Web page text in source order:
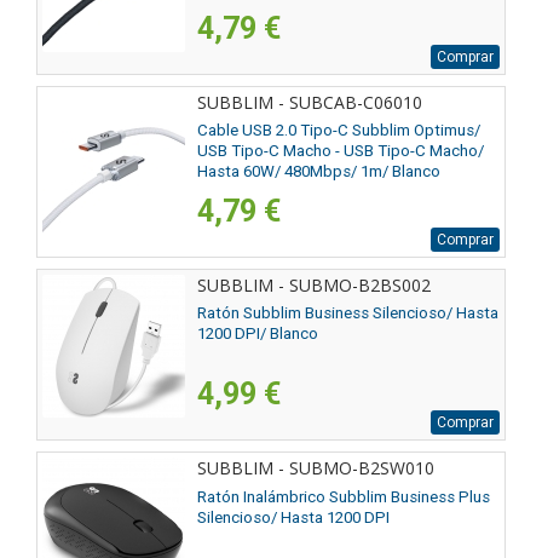
4,79 €
Comprar
SUBBLIM - SUBCAB-C06010
Cable USB 2.0 Tipo-C Subblim Optimus/
USB Tipo-C Macho - USB Tipo-C Macho/
Hasta 60W/ 480Mbps/ 1m/ Blanco
4,79 €
Comprar
SUBBLIM - SUBMO-B2BS002
Ratón Subblim Business Silencioso/ Hasta
1200 DPI/ Blanco
4,99 €
Comprar
SUBBLIM - SUBMO-B2SW010
Ratón Inalámbrico Subblim Business Plus
Silencioso/ Hasta 1200 DPI